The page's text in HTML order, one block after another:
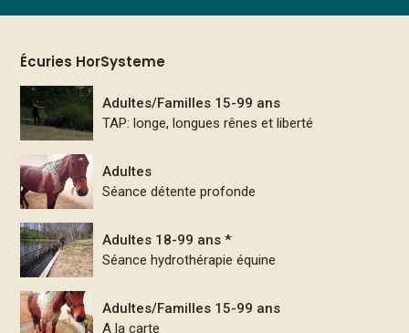
Écuries HorSysteme
Adultes/Familles 15-99 ans
TAP: longe, longues rênes et liberté
Adultes
Séance détente profonde
Adultes 18-99 ans *
Séance hydrothérapie équine
Adultes/Familles 15-99 ans
A la carte